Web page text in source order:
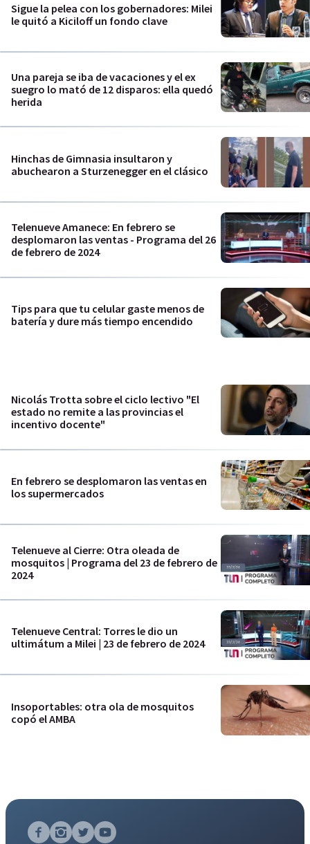
Sigue la pelea con los gobernadores: Milei
le quitó a Kiciloff un fondo clave
Una pareja se iba de vacaciones y el ex
suegro lo mató de 12 disparos: ella quedó
herida
Hinchas de Gimnasia insultaron y
abuchearon a Sturzenegger en el clásico
Telenueve Amanece: En febrero se
desplomaron las ventas - Programa del 26
de febrero de 2024
Tips para que tu celular gaste menos de
batería y dure más tiempo encendido
Nicolás Trotta sobre el ciclo lectivo "El
estado no remite a las provincias el
incentivo docente"
En febrero se desplomaron las ventas en
los supermercados
Telenueve al Cierre: Otra oleada de
mosquitos | Programa del 23 de febrero de
2024
Telenueve Central: Torres le dio un
ultimátum a Milei | 23 de febrero de 2024
Insoportables: otra ola de mosquitos
copó el AMBA